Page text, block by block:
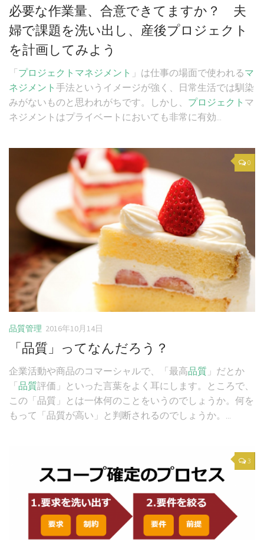
必要な作業量、合意できてますか？ 夫
婦で課題を洗い出し、産後プロジェクト
を計画してみよう
「プロジェクト マネジメント 」は仕事の場面で使われるマ
ネジメント 手法というイメージが強く、日常生活では馴染
みがないものと思われがちです。しかし、 プロジェクト マ
ネジメントはプライベートにおいても非常に有効...
0
品質管理 2016年10月14日
「品質」ってなんだろう？
企業活動や商品のコマーシャルで、「最高品質 」だとか
「品質評価」といった言葉をよく耳にします。ところで、
この「品質」とは一体何のことをいうのでしょうか。何を
もって「品質が高い」と判断されるのでしょうか。...
3